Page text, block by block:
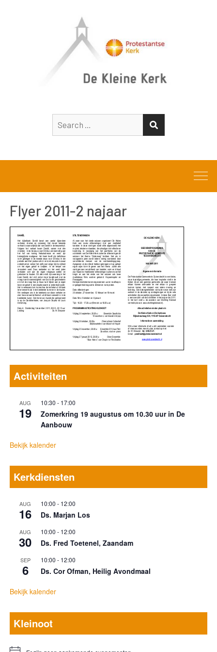
for:
Flyer 2011-2 najaar
Activiteiten
AUG
19
10:30 - 17:00
Zomerkring 19 augustus om 10.30 uur in De
Aanbouw
Bekijk kalender
Kerkdiensten
AUG
16
10:00 - 12:00
Ds. Marjan Los
AUG
30
10:00 - 12:00
Ds. Fred Toetenel, Zaandam
SEP
6
10:00 - 12:00
Ds. Cor Ofman, Heilig Avondmaal
Bekijk kalender
Kleinoot